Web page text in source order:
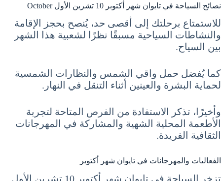
نصائح السياحة في تايوان شهر أكتوبر 10 تشرين الأول October
للاستمتاع برحلتك إلى أقصى حد، يُنصح بحجز الإقامة
والنشاطات السياحية مسبقًا نظرًا لشعبية هذا الشهر
بين السياح.
كما يُفضل حمل واقي الشمس والنظارات الشمسية
لحماية البشرة والعينين أثناء التنقل في النهار.
وأخيرًا، تذكر الاستفادة من الفرص المتاحة لتجربة
الأطعمة المحلية الشهية والمشاركة في المهرجانات
الثقافية الفريدة.
الفعاليات والمهرجانات في تايوان شهر أكتوبر
تزخر السياحة في تايوان شهر أكتوبر 10 تشرين الأول